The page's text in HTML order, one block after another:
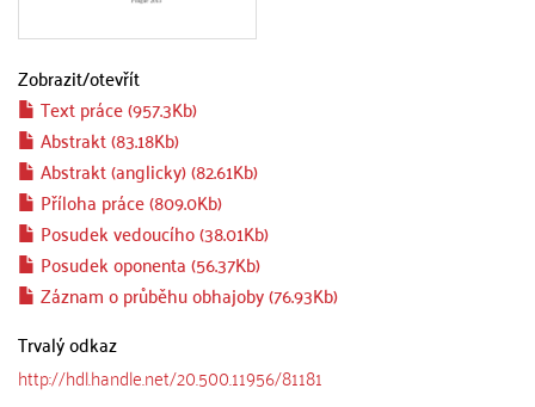
Zobrazit/otevřít
Text práce (957.3Kb)
Abstrakt (83.18Kb)
Abstrakt (anglicky) (82.61Kb)
Příloha práce (809.0Kb)
Posudek vedoucího (38.01Kb)
Posudek oponenta (56.37Kb)
Záznam o průběhu obhajoby (76.93Kb)
Trvalý odkaz
http://hdl.handle.net/20.500.11956/81181